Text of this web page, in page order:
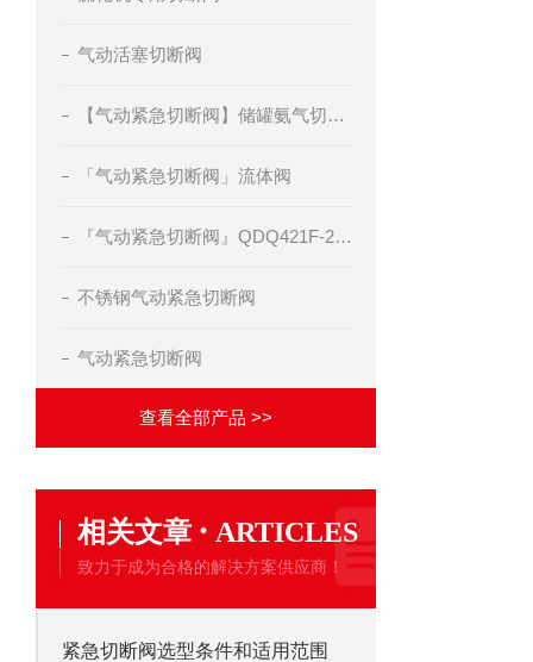
气动活塞切断阀
【气动紧急切断阀】储罐氨气切断阀
「气动紧急切断阀」流体阀
『气动紧急切断阀』QDQ421F-25C
不锈钢气动紧急切断阀
气动紧急切断阀
查看全部产品 >>
相关文章 · ARTICLES
致力于成为合格的解决方案供应商！
紧急切断阀选型条件和适用范围